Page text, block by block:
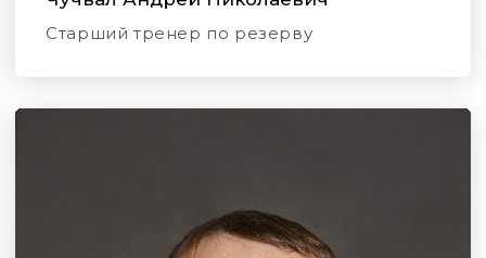
Старший тренер по резерву